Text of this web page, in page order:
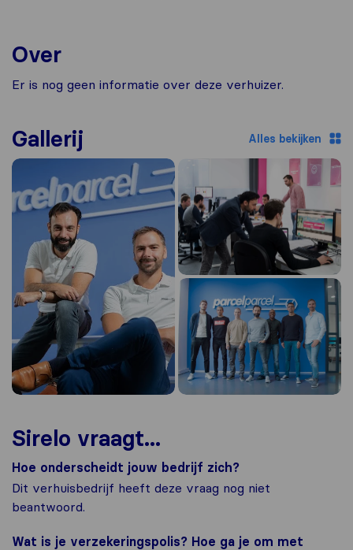
Over
Er is nog geen informatie over deze verhuizer.
Gallerij Alles bekijken
Sirelo vraagt...
Hoe onderscheidt jouw bedrijf zich?
Dit verhuisbedrijf heeft deze vraag nog niet
beantwoord.
Wat is je verzekeringspolis? Hoe ga je om met